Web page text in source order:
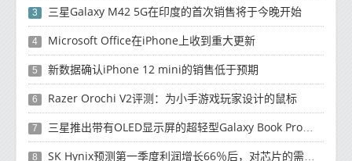
3 三星Galaxy M42 5G在印度的首次销售将于今晚开始
4 Microsoft Office在iPhone上收到重大更新
5 新数据确认iPhone 12 mini的销售低于预期
6 Razer Orochi V2评测：为小手游戏玩家设计的鼠标
7 三星推出带有OLED显示屏的超轻型Galaxy Book Pro和Galaxy Book Pro 360笔记本电脑
8 SK Hynix预测第一季度利润增长66％后，对芯片的需求将增强